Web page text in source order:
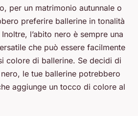
per un matrimonio autunnale o
preferire ballerine in tonalità
l’abito nero è sempre una
che può essere facilmente
colore di ballerine. Se decidi di
le tue ballerine potrebbero
aggiunge un tocco di colore al